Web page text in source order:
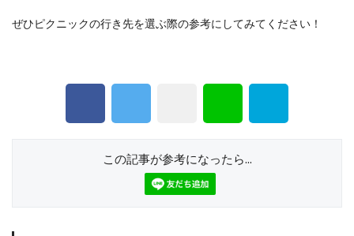
ぜひピクニックの行き先を選ぶ際の参考にしてみてください！
この記事が参考になったら...